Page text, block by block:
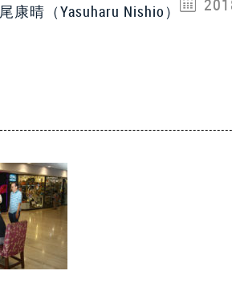
康晴（Yasuharu Nishio）